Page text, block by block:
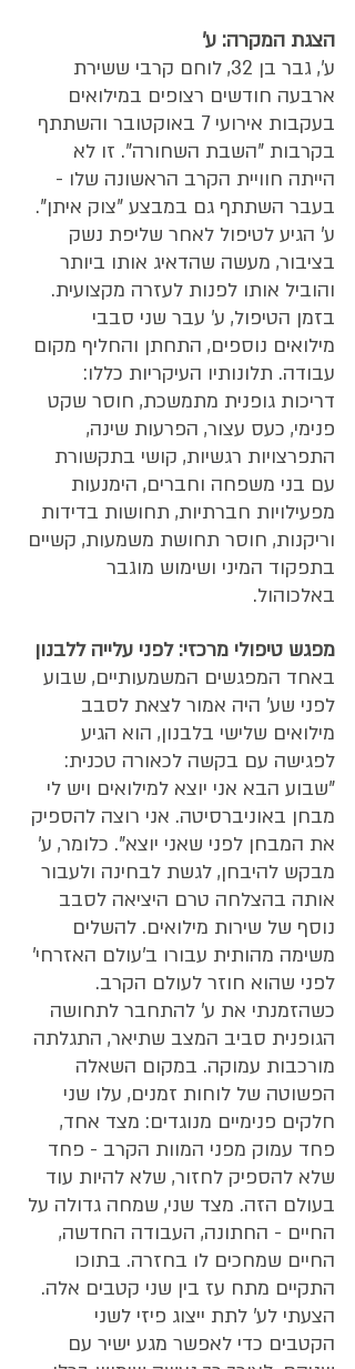
הצגת המקרה: ע'
ע', גבר בן 32, לוחם קרבי ששירת
ארבעה חודשים רצופים במילואים
בעקבות אירועי 7 באוקטובר והשתתף
בקרבות "השבת השחורה". זו לא
הייתה חוויית הקרב הראשונה שלו -
בעבר השתתף גם במבצע "צוק איתן".
ע' הגיע לטיפול לאחר שליפת נשק
בציבור, מעשה שהדאיג אותו ביותר
והוביל אותו לפנות לעזרה מקצועית.
בזמן הטיפול, ע' עבר שני סבבי
מילואים נוספים, התחתן והחליף מקום
עבודה. תלונותיו העיקריות כללו:
דריכות גופנית מתמשכת, חוסר שקט
פנימי, כעס עצור, הפרעות שינה,
התפרצויות רגשיות, קושי בתקשורת
עם בני משפחה וחברים, הימנעות
מפעילויות חברתיות, תחושות בדידות
וריקנות, חוסר תחושת משמעות, קשיים
בתפקוד המיני ושימוש מוגבר
באלכוהול.
מפגש טיפולי מרכזי: לפני עלייה ללבנון
באחד המפגשים המשמעותיים, שבוע
לפני שע' היה אמור לצאת לסבב
מילואים שלישי בלבנון, הוא הגיע
לפגישה עם בקשה לכאורה טכנית:
"שבוע הבא אני יוצא למילואים ויש לי
מבחן באוניברסיטה. אני רוצה להספיק
את המבחן לפני שאני יוצא". כלומר, ע'
מבקש להיבחן, לגשת לבחינה ולעבור
אותה בהצלחה טרם היציאה לסבב
נוסף של שירות מילואים. להשלים
משימה מהותית עבורו ב'עולם האזרחי'
לפני שהוא חוזר לעולם הקרב.
כשהזמנתי את ע' להתחבר לתחושה
הגופנית סביב המצב שתיאר, התגלתה
מורכבות עמוקה. במקום השאלה
הפשוטה של לוחות זמנים, עלו שני
חלקים פנימיים מנוגדים: מצד אחד,
פחד עמוק מפני המוות הקרב - פחד
שלא להספיק לחזור, שלא להיות עוד
בעולם הזה. מצד שני, שמחה גדולה על
החיים - החתונה, העבודה החדשה,
החיים שמחכים לו בחזרה. בתוכו
התקיים מתח עז בין שני קטבים אלה.
הצעתי לע' לתת ייצוג פיזי לשני
הקטבים כדי לאפשר מגע ישיר עם